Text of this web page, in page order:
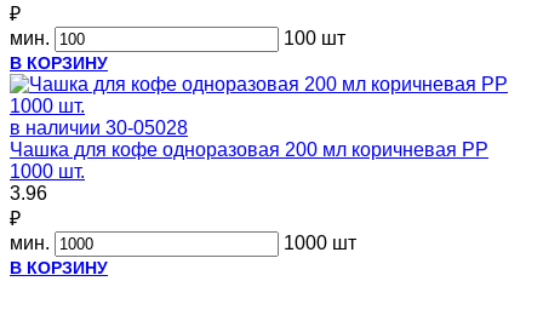
₽
мин.
100 шт
В КОРЗИНУ
в наличии 30-05028
Чашка для кофе одноразовая 200 мл коричневая PP
1000 шт.
3.96
₽
мин.
1000 шт
В КОРЗИНУ